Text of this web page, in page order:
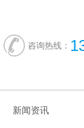
咨询热线：
新闻资讯